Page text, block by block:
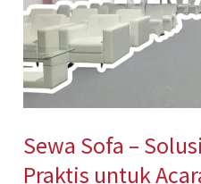
Sewa Sofa –
Praktis untuk
Solusi
Nyaman
dan
Praktis
Acara
dan